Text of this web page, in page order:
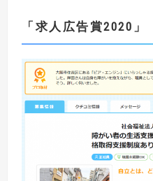
「求人広告賞2020 」